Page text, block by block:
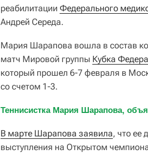
реабилитации Федерального
Андрей Середа.
Мария Шарапова вошла в состав
матч Мировой группы Кубка
который прошел 6-7 февраля в
со счетом 1-3.
Теннисистка Мария Шарапова,
В марте Шарапова заявила, что ее
выступления на Открытом